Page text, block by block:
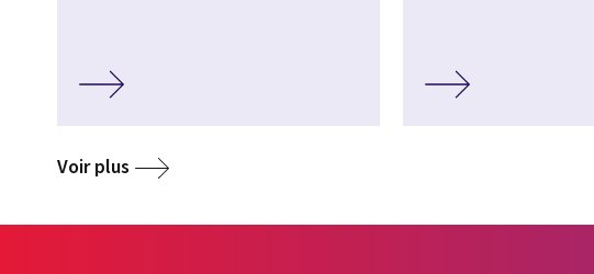
Voir plus